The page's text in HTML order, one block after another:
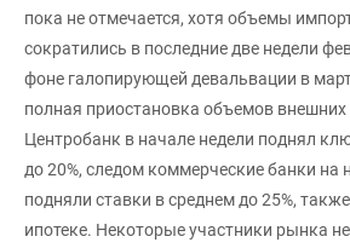
пока не отмечается, хотя объемы
сократились в последние две недели
фоне галопирующей девальвации в
полная приостановка объемов внешних
Центробанк в начале недели поднял
до 20%, следом коммерческие банки на
подняли ставки в среднем до 25%,
ипотеке. Некоторые участники рынка